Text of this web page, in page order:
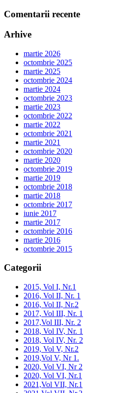
Comentarii recente
Arhive
martie 2026
octombrie 2025
martie 2025
octombrie 2024
martie 2024
octombrie 2023
martie 2023
octombrie 2022
martie 2022
octombrie 2021
martie 2021
octombrie 2020
martie 2020
octombrie 2019
martie 2019
octombrie 2018
martie 2018
octombrie 2017
iunie 2017
martie 2017
octombrie 2016
martie 2016
octombrie 2015
Categorii
2015, Vol I, Nr.1
2016, Vol II, Nr. 1
2016, Vol II, Nr.2
2017, Vol III, Nr. 1
2017,Vol III, Nr. 2
2018, Vol IV, Nr. 1
2018, Vol IV, Nr. 2
2019, Vol V, Nr.2
2019,Vol V, Nr 1.
2020, Vol VI, Nr 2
2020, Vol VI, Nr.1
2021,Vol VII, Nr.1